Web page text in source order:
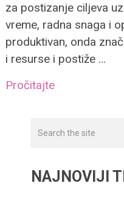
za postizanje ciljeva
vreme, radna snaga i
produktivan, onda
i resurse i postiže …
Pročitajte
NAJNOVIJI